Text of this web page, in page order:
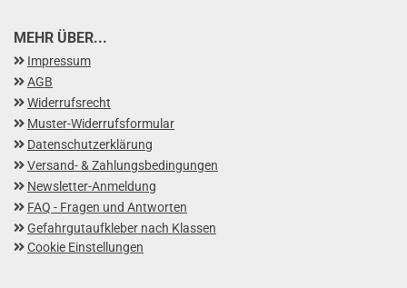
MEHR ÜBER...
Impressum
AGB
Widerrufsrecht
Muster-Widerrufsformular
Datenschutzerklärung
Versand- & Zahlungsbedingungen
Newsletter-Anmeldung
FAQ - Fragen und Antworten
Gefahrgutaufkleber nach Klassen
Cookie Einstellungen